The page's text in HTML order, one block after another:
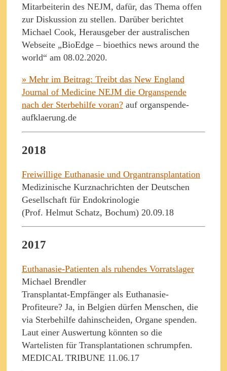
Mitarbeiterin des NEJM, dafür, das Thema offen
zur Diskussion zu stellen. Darüber berichtet
Michael Cook, Herausgeber der australischen
Webseite „BioEdge – bioethics news around the
world“ am 08.02.2020.
» Mehr im Beitrag: Treibt das New England
Journal of Medicine NEJM die Organspende
nach der Sterbehilfe voran? auf organspende-
aufklaerung.de
2018
Freiwillige Euthanasie und Organtransplantation
Medizinische Kurznachrichten der Deutschen
Gesellschaft für Endokrinologie
(Prof. Helmut Schatz, Bochum) 20.09.18
2017
Euthanasie-Patienten als ruhendes Vorratslager
Michael Brendler
Transplantat-Empfänger als Euthanasie-
Profiteure? Ja, in Belgien dürfen Menschen, die
via Sterbehilfe dahinscheiden, Organe spenden.
Laut einer Auswertung könnten so die
Wartelisten für Transplantationen schrumpfen.
MEDICAL TRIBUNE 11.06.17